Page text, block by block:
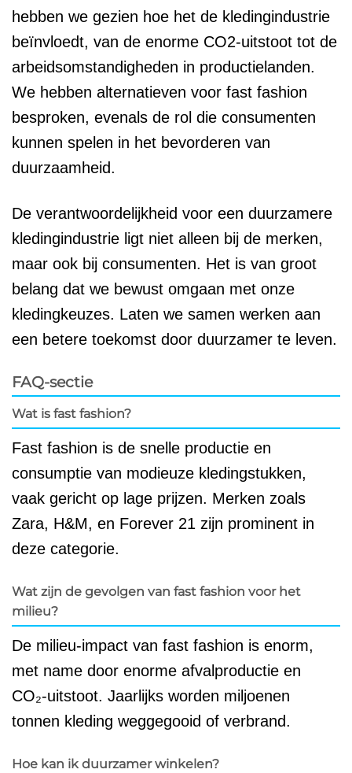
hebben we gezien hoe het de kledingindustrie
beïnvloedt, van de enorme CO2-uitstoot tot de
arbeidsomstandigheden in productielanden.
We hebben alternatieven voor fast fashion
besproken, evenals de rol die consumenten
kunnen spelen in het bevorderen van
duurzaamheid.
De verantwoordelijkheid voor een duurzamere
kledingindustrie ligt niet alleen bij de merken,
maar ook bij consumenten. Het is van groot
belang dat we bewust omgaan met onze
kledingkeuzes. Laten we samen werken aan
een betere toekomst door duurzamer te leven.
FAQ-sectie
Wat is fast fashion?
Fast fashion is de snelle productie en
consumptie van modieuze kledingstukken,
vaak gericht op lage prijzen. Merken zoals
Zara, H&M, en Forever 21 zijn prominent in
deze categorie.
Wat zijn de gevolgen van fast fashion voor het
milieu?
De milieu-impact van fast fashion is enorm,
met name door enorme afvalproductie en
CO₂-uitstoot. Jaarlijks worden miljoenen
tonnen kleding weggegooid of verbrand.
Hoe kan ik duurzamer winkelen?